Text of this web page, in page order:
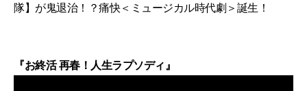
隊】が鬼退治！？痛快＜ミュージカル時代劇＞誕生！
『お終活 再春！人生ラプソディ』